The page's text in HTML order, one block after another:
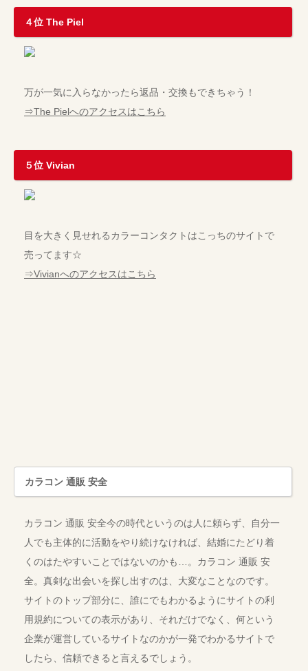
４位 The Piel
万が一気に入らなかったら返品・交換もできちゃう！
⇒The Pielへのアクセスはこちら
５位 Vivian
目を大きく見せれるカラーコンタクトはこっちのサイトで
売ってます☆
⇒Vivianへのアクセスはこちら
カラコン 通販 安全
カラコン 通販 安全今の時代というのは人に頼らず、自分一
人でも主体的に活動をやり続けなければ、結婚にたどり着
くのはたやすいことではないのかも…。カラコン 通販 安
全。真剣な出会いを探し出すのは、大変なことなのです。
サイトのトップ部分に、誰にでもわかるようにサイトの利
用規約についての表示があり、それだけでなく、何という
企業が運営しているサイトなのかが一発でわかるサイトで
したら、信頼できると言えるでしょう。